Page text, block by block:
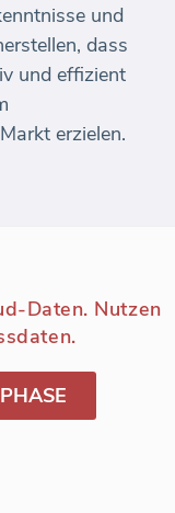
und
dass
und effizient
erzielen.
Daten. Nutzen